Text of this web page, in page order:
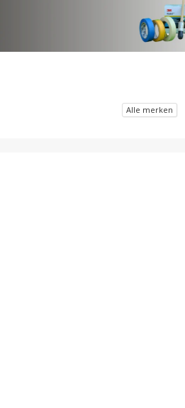
Alle merken